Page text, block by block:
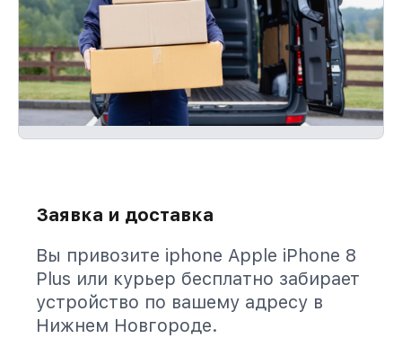
Заявка и доставка
Вы привозите iphone Apple iPhone 8
Plus или курьер бесплатно забирает
устройство по вашему адресу в
Нижнем Новгороде.